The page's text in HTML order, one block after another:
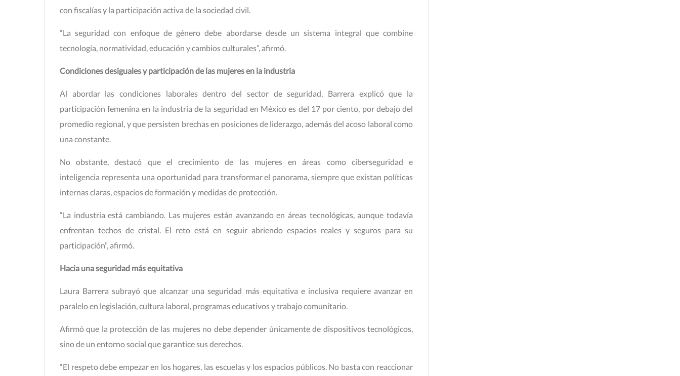
con fiscalías y la participación activa de la sociedad civil.
“La seguridad con enfoque de género debe abordarse desde un sistema integral que combine
tecnología, normatividad, educación y cambios culturales”, afirmó.
Condiciones desiguales y participación de las mujeres en la industria
Al abordar las condiciones laborales dentro del sector de seguridad, Barrera explicó que la
participación femenina en la industria de la seguridad en México es del 17 por ciento, por debajo del
promedio regional, y que persisten brechas en posiciones de liderazgo, además del acoso laboral como
una constante.
No obstante, destacó que el crecimiento de las mujeres en áreas como ciberseguridad e
inteligencia representa una oportunidad para transformar el panorama, siempre que existan políticas
internas claras, espacios de formación y medidas de protección.
“La industria está cambiando. Las mujeres están avanzando en áreas tecnológicas, aunque todavía
enfrentan techos de cristal. El reto está en seguir abriendo espacios reales y seguros para su
participación”, afirmó.
Hacia una seguridad más equitativa
Laura Barrera subrayó que alcanzar una seguridad más equitativa e inclusiva requiere avanzar en
paralelo en legislación, cultura laboral, programas educativos y trabajo comunitario.
Afirmó que la protección de las mujeres no debe depender únicamente de dispositivos tecnológicos,
sino de un entorno social que garantice sus derechos.
“El respeto debe empezar en los hogares, las escuelas y los espacios públicos. No basta con reaccionar